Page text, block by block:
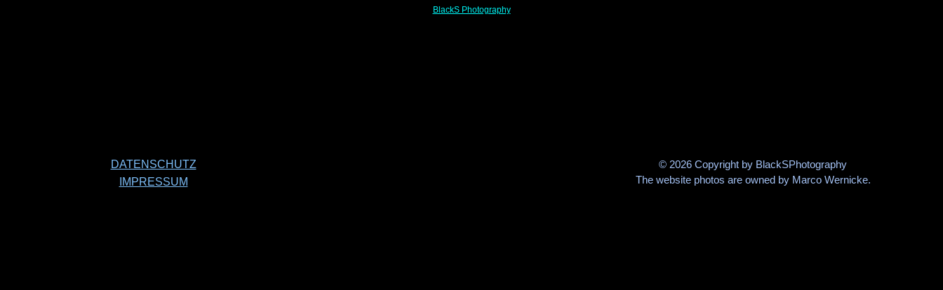
BlackS Photography
DATENSCHUTZ
IMPRESSUM
© 2026 Copyright by BlackSPhotography
The website photos are owned by Marco Wernicke.